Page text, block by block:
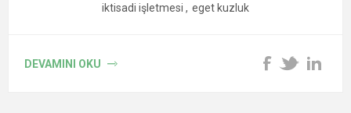
sahip olmasının nedeni, değişken miktarda ve mikro boyutta
iktisadi işletmesi , eget kuzluk
DEVAMINI OKU